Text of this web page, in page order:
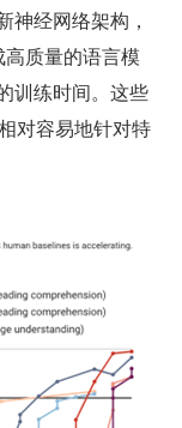
神经网络架构，
质量的语言模
训练时间。这些
对容易地针对特